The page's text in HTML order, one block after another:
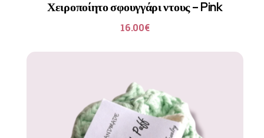
Χειροποίητο σφουγγάρι ντους – Pink
16.00€